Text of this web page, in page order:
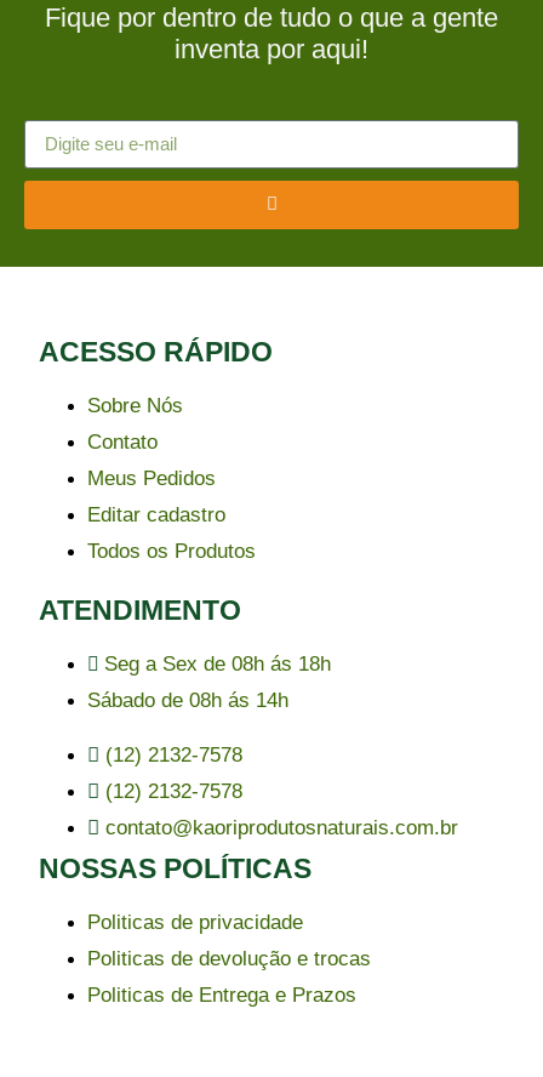
Fique por dentro de tudo o que a gente
inventa por aqui!
ACESSO RÁPIDO​
Sobre Nós
Contato
Meus Pedidos
Editar cadastro
Todos os Produtos
ATENDIMENTO
Seg a Sex de 08h ás 18h
Sábado de 08h ás 14h
(12) 2132-7578
(12) 2132-7578
contato@kaoriprodutosnaturais.com.br
NOSSAS POLÍTICAS
Politicas de privacidade
Politicas de devolução e trocas
Politicas de Entrega e Prazos